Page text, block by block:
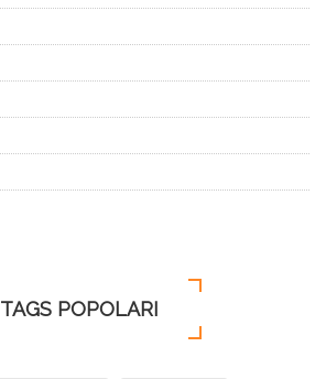
TAGS POPOLARI